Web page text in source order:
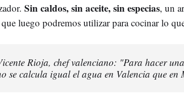
Sin caldos, sin aceite, sin especias, un
luego podremos utilizar para cocinar lo
Rioja, chef valenciano: "Para hacer
se calcula igual el agua en Valencia que